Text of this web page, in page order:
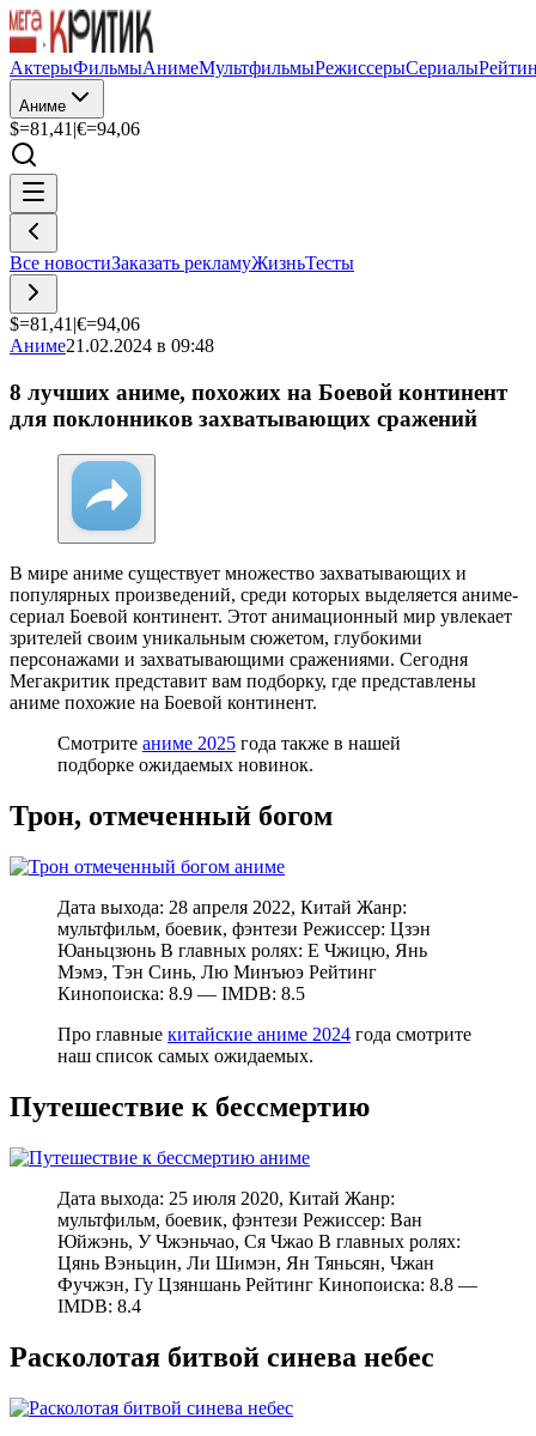
АктерыФильмыАнимеМультфильмыРежиссерыСериалы
Аниме
$=81,41 |€=94,06
Все новостиЗаказать рекламуЖизньТесты
$=81,41 |€=94,06
Аниме21.02.2024 в 09:48
8 лучших аниме, похожих на Боевой континент
для поклонников захватывающих сражений
В мире аниме существует множество захватывающих и
популярных произведений, среди которых выделяется аниме-
сериал Боевой континент. Этот анимационный мир увлекает
зрителей своим уникальным сюжетом, глубокими
персонажами и захватывающими сражениями. Сегодня
Мегакритик представит вам подборку, где представлены
аниме похожие на Боевой континент.
Смотрите аниме 2025 года также в нашей
подборке ожидаемых новинок.
Трон, отмеченный богом
Дата выхода: 28 апреля 2022, Китай Жанр:
мультфильм, боевик, фэнтези Режиссер: Цзэн
Юаньцзюнь В главных ролях: Е Чжицю, Янь
Мэмэ, Тэн Синь, Лю Минъюэ Рейтинг
Кинопоиска: 8.9 — IMDB: 8.5
Про главные китайские аниме 2024 года смотрите
наш список самых ожидаемых.
Путешествие к бессмертию
Дата выхода: 25 июля 2020, Китай Жанр:
мультфильм, боевик, фэнтези Режиссер: Ван
Юйжэнь, У Чжэньчао, Ся Чжао В главных ролях:
Цянь Вэньцин, Ли Шимэн, Ян Тяньсян, Чжан
Фучжэн, Гу Цзяншань Рейтинг Кинопоиска: 8.8 —
IMDB: 8.4
Расколотая битвой синева небес